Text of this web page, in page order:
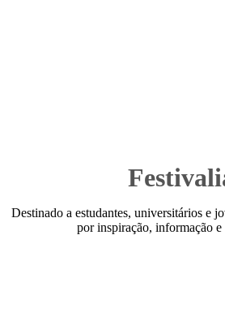
Destinado a estudantes, universitários e
por inspiração, informação